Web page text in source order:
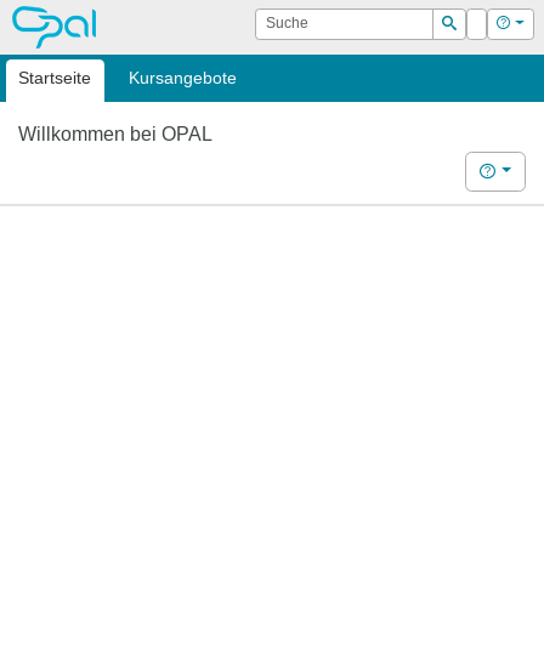
OPAL Suche
Suchen
Login Hilfe
Startseite Kursangebote
Willkommen bei OPAL
Hilfe